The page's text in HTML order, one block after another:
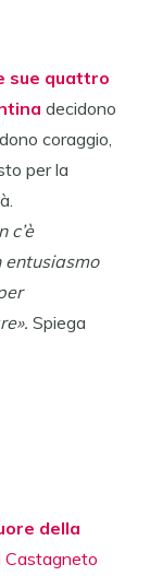
sue quattro
decidono
coraggio,
per la
c’è
entusiasmo
Spiega
della
Castagneto